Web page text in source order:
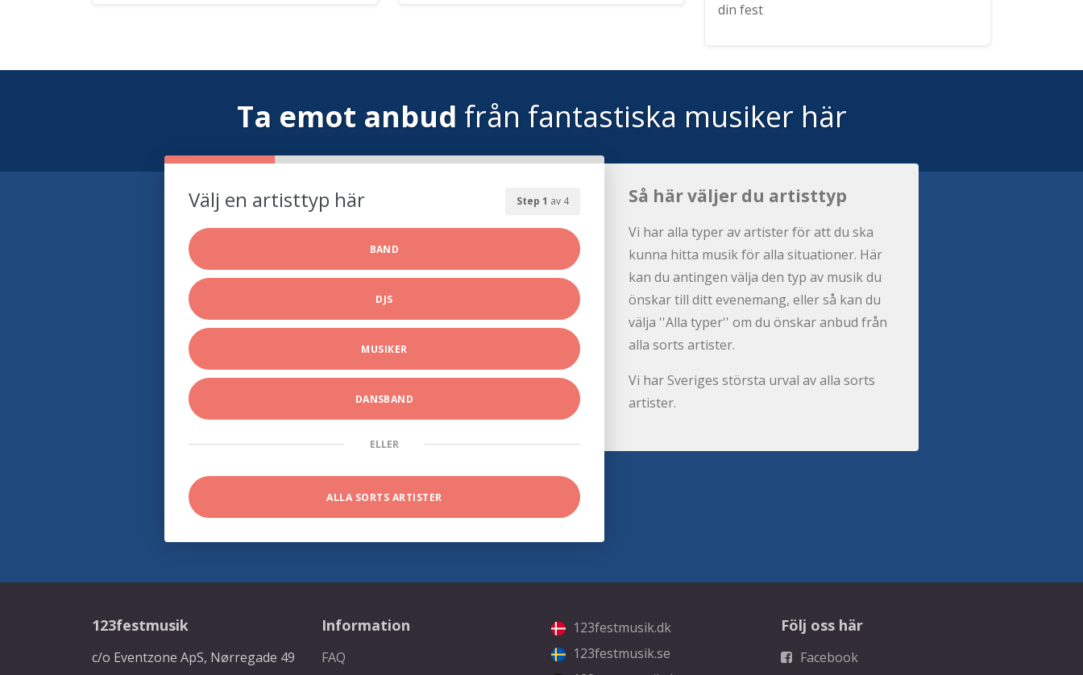
din fest
Ta emot anbud från fantastiska musiker här
Step 1 av 4
Välj en artisttyp här
BAND
DJS
MUSIKER
DANSBAND
ELLER
ALLA SORTS ARTISTER
Så här väljer du artisttyp
Vi har alla typer av artister för att du ska
kunna hitta musik för alla situationer. Här
kan du antingen välja den typ av musik du
önskar till ditt evenemang, eller så kan du
välja ''Alla typer'' om du önskar anbud från
alla sorts artister.
Vi har Sveriges största urval av alla sorts
artister.
123festmusik
c/o Eventzone ApS, Nørregade 49
Information
FAQ
123festmusik.dk
123festmusik.se
Följ oss här
Facebook